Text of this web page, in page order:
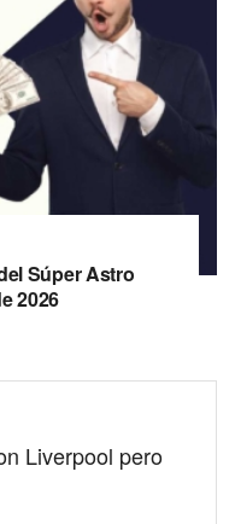
Súper Astro
2026
Liverpool pero